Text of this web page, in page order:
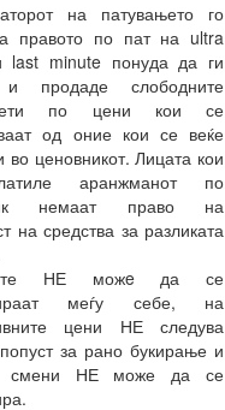
на патувањето го
правото по пат на ultra
last minute понуда да ги
и продаде слободните
по цени кои се
од оние кои се веќе
во ценовникот. Лицата кои
аранжманот по
немаат право на
на средства за разликата
НЕ можe да се
меѓу себе, на
цени НЕ следува
за рано букирање и
смени НЕ може да се